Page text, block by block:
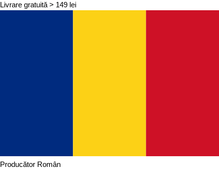
Livrare gratuită > 149 lei
Producător Român